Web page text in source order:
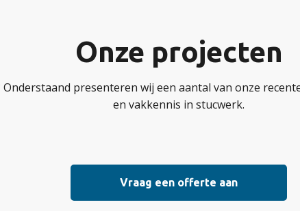
Onze projecten
presenteren wij een aantal van onze
en vakkennis in stucwerk.
Vraag een offerte aan